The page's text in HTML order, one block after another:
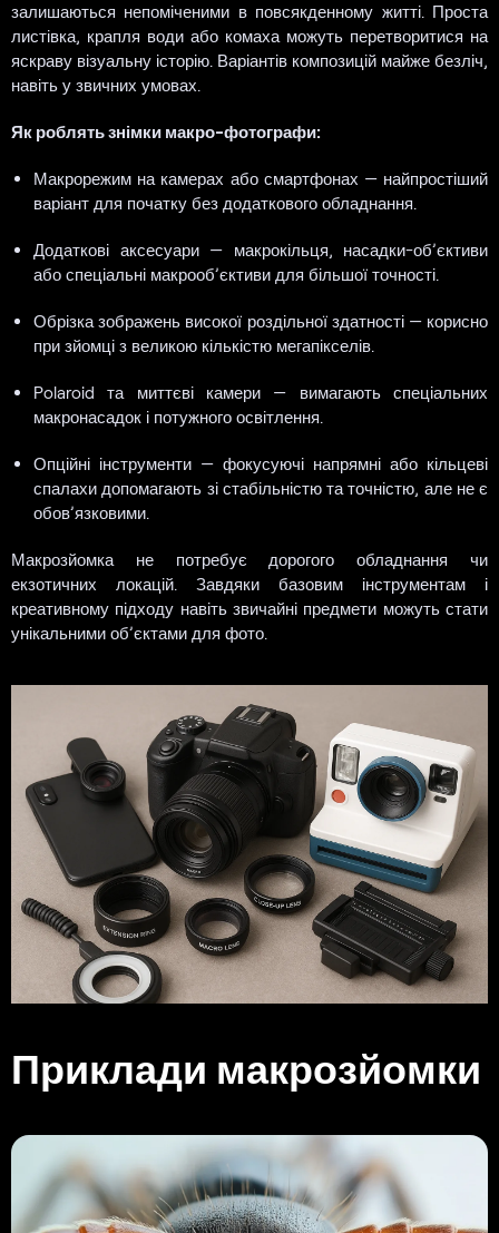
залишаються непоміченими в повсякденному житті. Проста
листівка, крапля води або комаха можуть перетворитися на
яскраву візуальну історію. Варіантів композицій майже безліч,
навіть у звичних умовах.
Як роблять знімки макро-фотографи:
Макрорежим на камерах або смартфонах — найпростіший
варіант для початку без додаткового обладнання.
Додаткові аксесуари — макрокільця, насадки-об’єктиви
або спеціальні макрооб’єктиви для більшої точності.
Обрізка зображень високої роздільної здатності — корисно
при зйомці з великою кількістю мегапікселів.
Polaroid та миттєві камери — вимагають спеціальних
макронасадок і потужного освітлення.
Опційні інструменти — фокусуючі напрямні або кільцеві
спалахи допомагають зі стабільністю та точністю, але не є
обов’язковими.
Макрозйомка не потребує дорогого обладнання чи
екзотичних локацій. Завдяки базовим інструментам і
креативному підходу навіть звичайні предмети можуть стати
унікальними об’єктами для фото.
Приклади макрозйомки